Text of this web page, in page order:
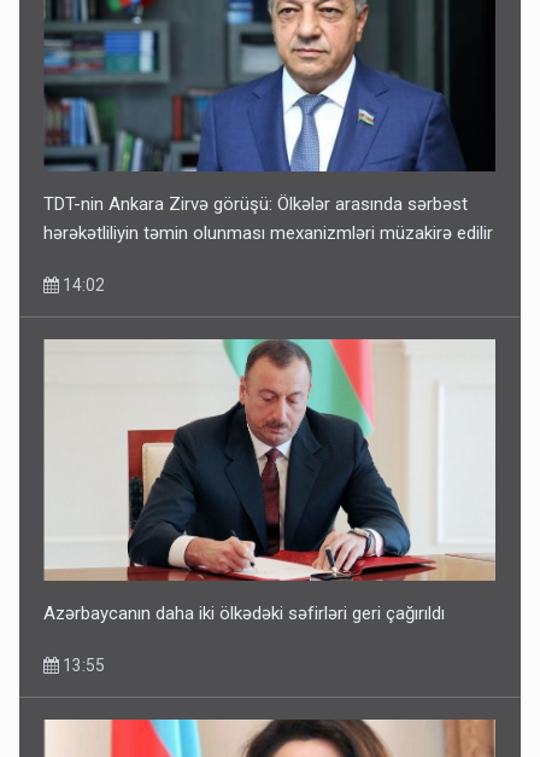
Bakıdakı “yəhudi”nin qurbanları - Sensasion adlar
10:13
TDT-nin Ankara Zirvə görüşü: Ölkələr arasında sərbəst
hərəkətliliyin təmin olunması mexanizmləri müzakirə edilir
14:02
Azərbaycanın daha iki ölkədəki səfirləri geri çağırıldı
13:55